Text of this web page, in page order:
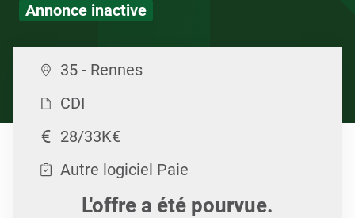
Annonce inactive
35 - Rennes
CDI
28/33K€
Autre logiciel Paie
L'offre a été pourvue.